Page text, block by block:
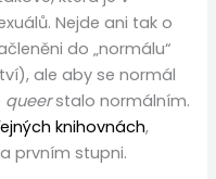
Nejde ani tak o
do „normálu“
ale aby se normál
queerstalo normálním.
knihovnách,
prvním stupni.